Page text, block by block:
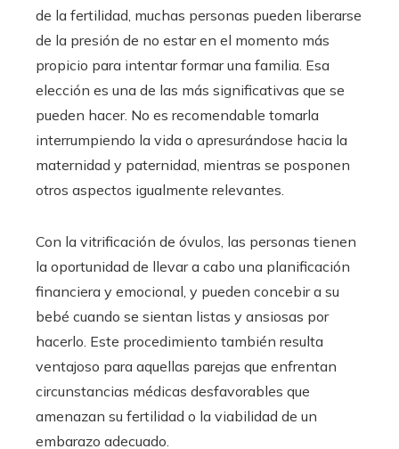
de la fertilidad, muchas personas pueden liberarse
de la presión de no estar en el momento más
propicio para intentar formar una familia. Esa
elección es una de las más significativas que se
pueden hacer. No es recomendable tomarla
interrumpiendo la vida o apresurándose hacia la
maternidad y paternidad, mientras se posponen
otros aspectos igualmente relevantes.
Con la vitrificación de óvulos, las personas tienen
la oportunidad de llevar a cabo una planificación
financiera y emocional, y pueden concebir a su
bebé cuando se sientan listas y ansiosas por
hacerlo. Este procedimiento también resulta
ventajoso para aquellas parejas que enfrentan
circunstancias médicas desfavorables que
amenazan su fertilidad o la viabilidad de un
embarazo adecuado.